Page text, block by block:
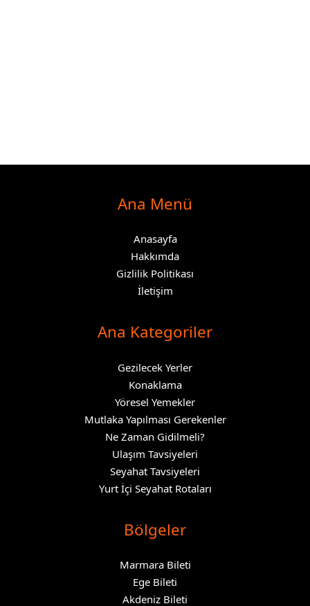
Ana Menü
Anasayfa
Hakkımda
Gizlilik Politikası
İletişim
Ana Kategoriler
Gezilecek Yerler
Konaklama
Yöresel Yemekler
Mutlaka Yapılması Gerekenler
Ne Zaman Gidilmeli?
Ulaşım Tavsiyeleri
Seyahat Tavsiyeleri
Yurt İçi Seyahat Rotaları
Bölgeler
Marmara Bileti
Ege Bileti
Akdeniz Bileti